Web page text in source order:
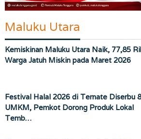
Maluku Utara
Kemiskinan Maluku Utara Naik, 77,85
Warga Jatuh Miskin pada Maret 2026
Festival Halal 2026 di Ternate Diserbu
UMKM, Pemkot Dorong Produk Lokal
Temb…